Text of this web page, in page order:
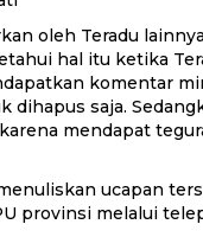
oleh Teradu
hal itu ketika
komentar
saja.
mendapat
ucapan
provinsi melalui